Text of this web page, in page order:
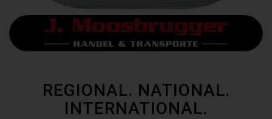
REGIONAL. NATIONAL.
INTERNATIONAL.